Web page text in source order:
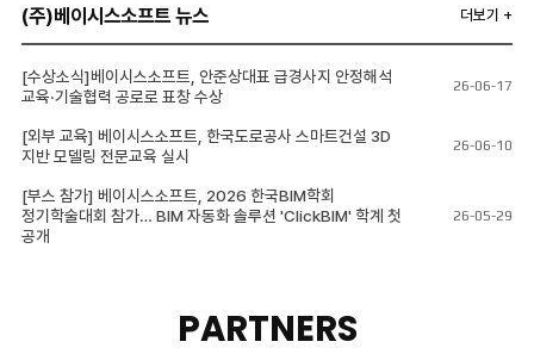
(주)베이시스소프트 뉴스 더보기 +
[수상소식]베이시스소프트, 안준상대표 급경사지 안정해석
교육·기술협력 공로로 표창 수상
26-06-17
[외부 교육] 베이시스소프트, 한국도로공사 스마트건설 3D
지반 모델링 전문교육 실시
26-06-10
[부스 참가] 베이시스소프트, 2026 한국BIM학회
정기학술대회 참가… BIM 자동화 솔루션 'ClickBIM' 학계 첫
공개
26-05-29
PARTNERS